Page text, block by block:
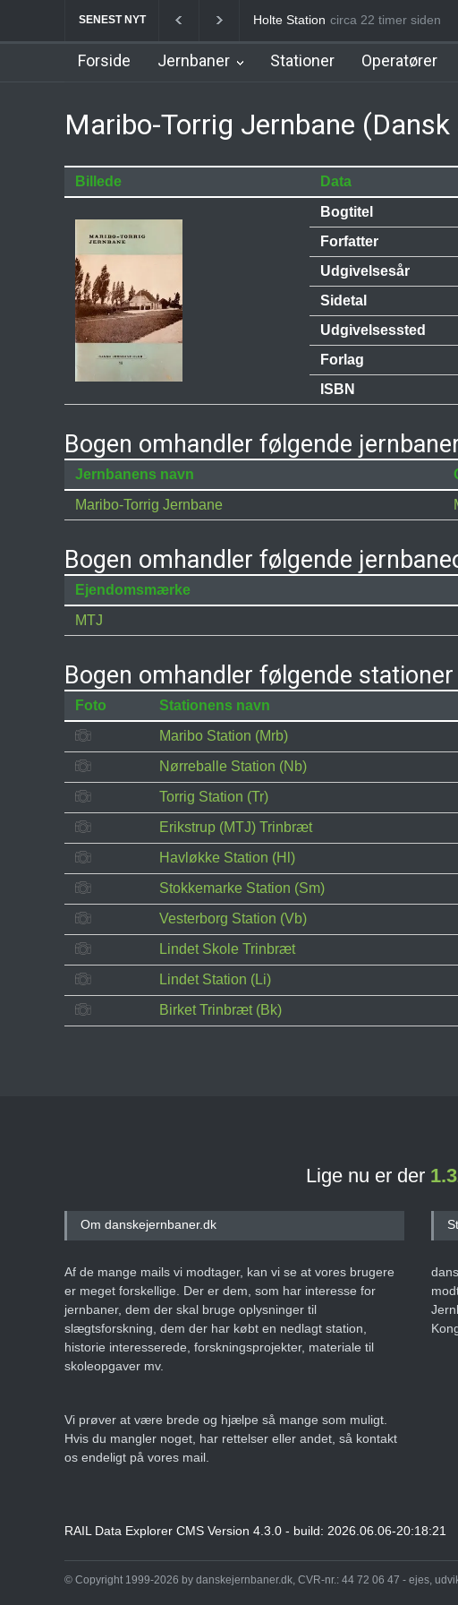
SENEST NYT Holte Station Birkerød Station
circa 22 timer siden
Forside Jernbaner Stationer Operatører
Maribo-Torrig Jernbane
Billede Data
Bogtitel
Forfatter
Udgivelsesår
Sidetal
Udgivelsessted
Forlag
ISBN
Bogen omhandler følgende
Jernbanens navn
Maribo-Torrig Jernbane
Bogen omhandler følgende
Ejendomsmærke
MTJ
Bogen omhandler følgende stationer
Foto Stationens navn
Maribo Station (Mrb)
Nørreballe Station (Nb)
Torrig Station (Tr)
Erikstrup (MTJ) Trinbræt
Havløkke Station (Hl)
Stokkemarke Station (Sm)
Vesterborg Station (Vb)
Lindet Skole Trinbræt
Lindet Station (Li)
Birket Trinbræt (Bk)
Lige nu er der
Om danskejernbaner.dk
Af de mange mails vi modtager, kan vi se at vores brugere
er meget forskellige. Der er dem, som har interesse for
jernbaner, dem der skal bruge oplysninger til
slægtsforskning, dem der har købt en nedlagt station,
historie interesserede, forskningsprojekter, materiale til
skoleopgaver mv.
Vi prøver at være brede og hjælpe så mange som muligt.
Hvis du mangler noget, har rettelser eller andet, så kontakt
os endeligt på vores mail.
RAIL Data Explorer CMS Version 4.3.0 - build: 2026.06.06-20:18:21
© Copyright 1999-2026 by danskejernbaner.dk, CVR-nr.: 44 72 06 47 - ejes,